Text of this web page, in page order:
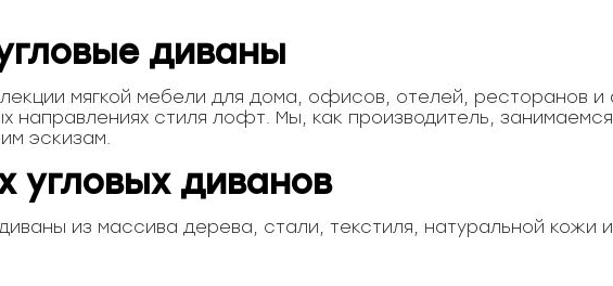
диваны
мягкой мебели для дома, офисов, отелей, ресторанов
направлениях стиля лофт. Мы, как производитель,
эскизам.
диванов
из массива дерева, стали, текстиля, натуральной кожи